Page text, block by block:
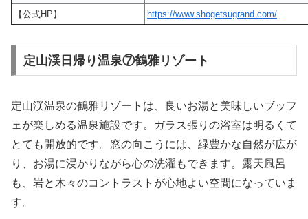
【公式HP】
https://www.shogetsugrand.com/
定山渓日帰り温泉⑦鶴雅リゾート
定山渓温泉の鶴雅リゾートは、良いお湯と美味しいブッフ
ェが楽しめる温泉施設です。ガラス張りの浴室は明るくて
とても開放的です。窓の向こうには、緑豊かな自然が広が
り、お湯に浸かりながら心の洗濯もできます。露天風呂
も、岩と木々のコントラストが心地よい空間になっていま
す。